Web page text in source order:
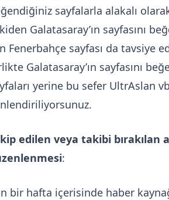
sayfalarla alakalı
Galatasaray’ın sayfasını
Fenerbahçe sayfası da tavsiye
Galatasaray’ın sayfasını
yerine bu sefer UltrAslan
edilen veya takibi bırakılan
:
bir hafta içerisinde haber